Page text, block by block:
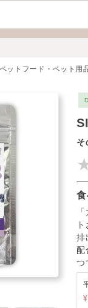
ペットフード・ペット用
そ
排
配
つ